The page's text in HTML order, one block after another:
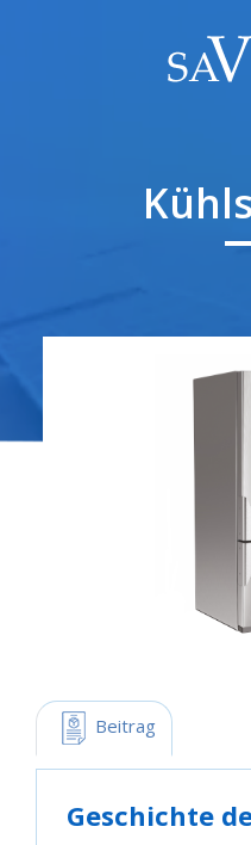
Beitrag
Geschichte